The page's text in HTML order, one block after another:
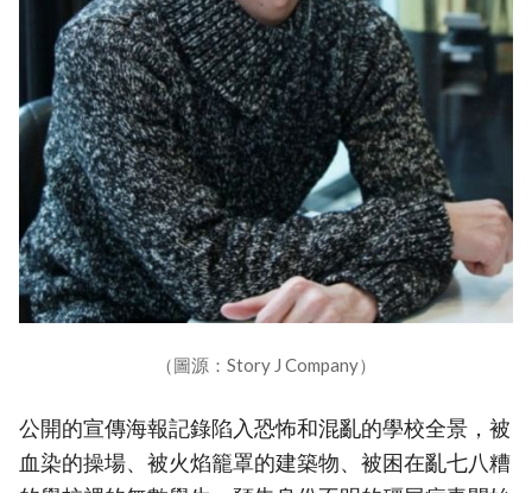
（圖源：Story J Company）
公開的宣傳海報記錄陷入恐怖和混亂的學校全景，被
血染的操場、被火焰籠罩的建築物、被困在亂七八糟